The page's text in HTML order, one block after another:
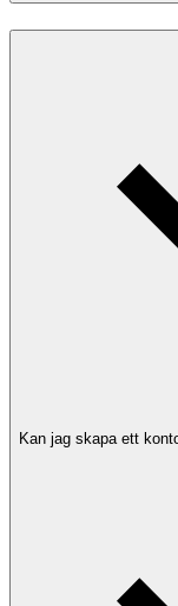
Kan jag skapa ett